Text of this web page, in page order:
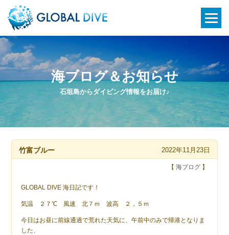
石垣島からダイビング情報をお届け♪
海ブログ＆お知らせ
竹富ブルー 2022年11月23日
【 海ブログ】
GLOBAL DIVE 海日記です！
気温 ２７℃ 風速 北７ｍ 波高 ２，５ｍ
今日はお昼に前線通過で荒れた天気に、午前中のみで帰港となりま
した、